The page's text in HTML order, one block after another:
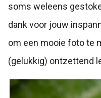
soms weleens
dank voor jouw
om een mooie foto te
(gelukkig) ontzettend